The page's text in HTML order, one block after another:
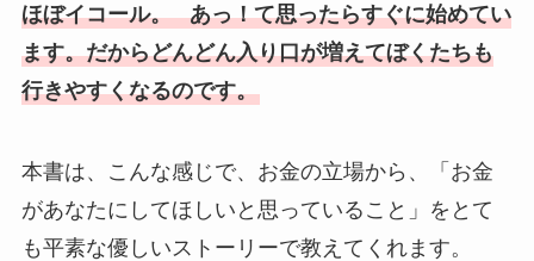
ほぼイコール。 あっ！て思ったらすぐに始めてい
ます。だからどんどん入り口が増えてぼくたちも
行きやすくなるのです。
本書は、こんな感じで、お金の立場から、「お金
があなたにしてほしいと思っていること」をとて
も平素な優しいストーリーで教えてくれます。